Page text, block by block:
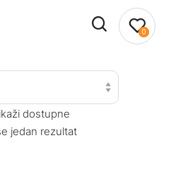
0
dostupne
jedan rezultat